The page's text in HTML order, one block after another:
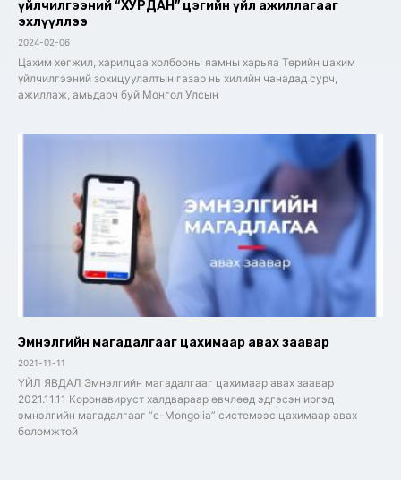
үйлчилгээний “ХУРДАН” цэгийн үйл ажиллагааг
эхлүүллээ
2024-02-06
Цахим хөгжил, харилцаа холбооны яамны харьяа Төрийн цахим
үйлчилгээний зохицуулалтын газар нь хилийн чанадад сурч,
ажиллаж, амьдарч буй Монгол Улсын
Эмнэлгийн магадалгааг цахимаар авах заавар
2021-11-11
ҮЙЛ ЯВДАЛ Эмнэлгийн магадалгааг цахимаар авах заавар
2021.11.11 Коронавируст халдвараар өвчлөөд эдгэсэн иргэд
эмнэлгийн магадалгааг “e-Mongolia” системээс цахимаар авах
боломжтой